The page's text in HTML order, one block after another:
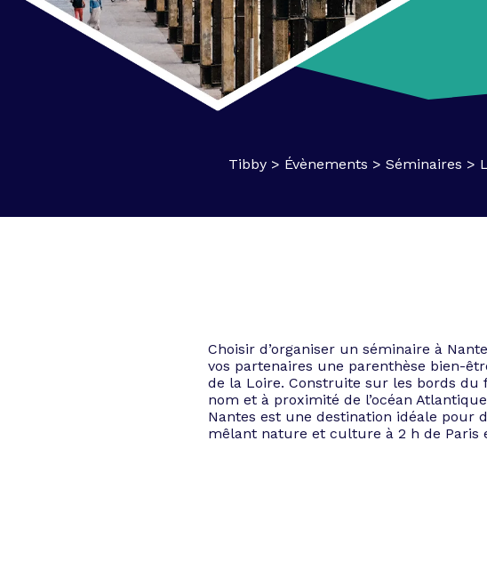
Tibby> Évènements > Séminaires >
Choisir d’organiser un séminaire à
vos partenaires une parenthèse bien-
de la Loire. Construite sur les bords du
nom et à proximité de l’océan
Nantes est une destination idéale pour
mêlant nature et culture à 2 h de Paris